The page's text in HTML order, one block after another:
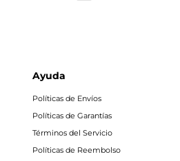
Ayuda
Políticas de Envíos
Políticas de Garantías
Términos del Servicio
Políticas de Reembolso